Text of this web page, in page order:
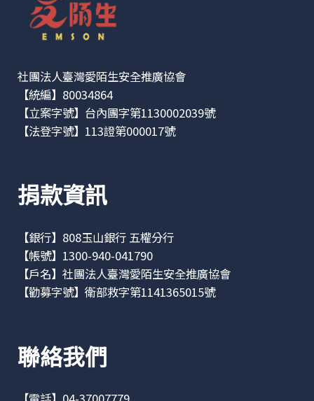
社團法人臺灣愛陌生安全推廣協會
【統編】80034864
【立案字號】台內團字第1130002039號
【法登字號】113證第000017號
捐款資訊
【銀行】808玉山銀行 五權分行
【帳號】1300-940-041790
【戶名】社團法人臺灣愛陌生安全推廣協會
【勸募字號】衛部救字第1141365015號
聯絡我們